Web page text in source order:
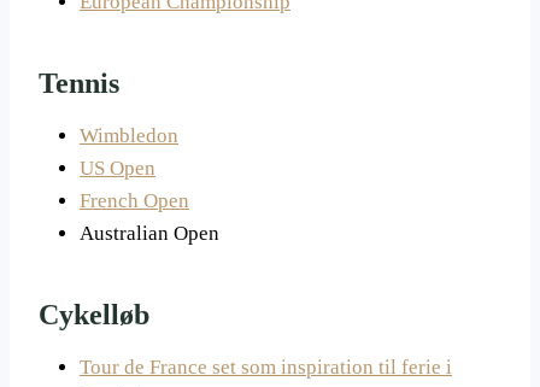
Tennis
Wimbledon
US Open
French Open
Australian Open
Cykelløb
Tour de France set som inspiration til ferie i